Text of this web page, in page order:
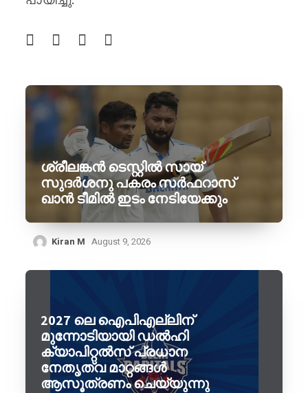
ശ്രീലങ്കൻ ടെസ്റ്റിൽ സായ്
സുദർശനു പകരം സർഫറാസ്
ഖാൻ ടീമിൽ ഇടം നേടിയേക്കും
Kiran M August 9, 2026
2027 ലെ ഐപിഎല്ലിന്
മുന്നോടിയായി ഡൽഹി
ക്യാപിറ്റൽസ് പ്രധാന
നേതൃത്വ മാറ്റങ്ങൾ
ആസൂത്രണം ചെയ്യുന്നു